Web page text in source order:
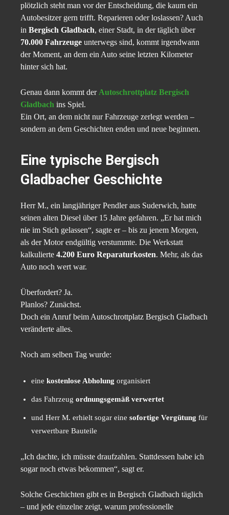
plötzlich steht man vor der Entscheidung, die kaum ein
Autobesitzer gern trifft. Reparieren oder loslassen? Auch
in Bergisch Gladbach, einer Stadt, in der täglich über
70.000 Fahrzeuge unterwegs sind, kommt irgendwann
der Moment, an dem ein Auto seine letzten Kilometer
hinter sich hat.
Genau dann kommt der Autoschrottplatz Bergisch
Gladbach ins Spiel.
Ein Ort, an dem nicht nur Fahrzeuge zerlegt werden –
sondern an dem Geschichten enden und neue beginnen.
Eine typische Bergisch
Gladbacher Geschichte
Herr M., ein langjähriger Pendler aus Suderwich, hatte
seinen alten Diesel über 15 Jahre gefahren. „Er hat mich
nie im Stich gelassen“, sagte er – bis zu jenem Morgen,
als der Motor endgültig verstummte. Die Werkstatt
kalkulierte 4.200 Euro Reparaturkosten. Mehr, als das
Auto noch wert war.
Überfordert? Ja.
Planlos? Zunächst.
Doch ein Anruf beim Autoschrottplatz Bergisch Gladbach
veränderte alles.
Noch am selben Tag wurde:
eine kostenlose Abholung organisiert
das Fahrzeug ordnungsgemäß verwertet
und Herr M. erhielt sogar eine sofortige Vergütung für
verwertbare Bauteile
„Ich dachte, ich müsste draufzahlen. Stattdessen habe ich
sogar noch etwas bekommen“, sagt er.
Solche Geschichten gibt es in Bergisch Gladbach täglich
– und jede einzelne zeigt, warum professionelle